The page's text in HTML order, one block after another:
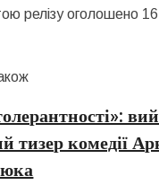
релізу оголошено
тизер комедії